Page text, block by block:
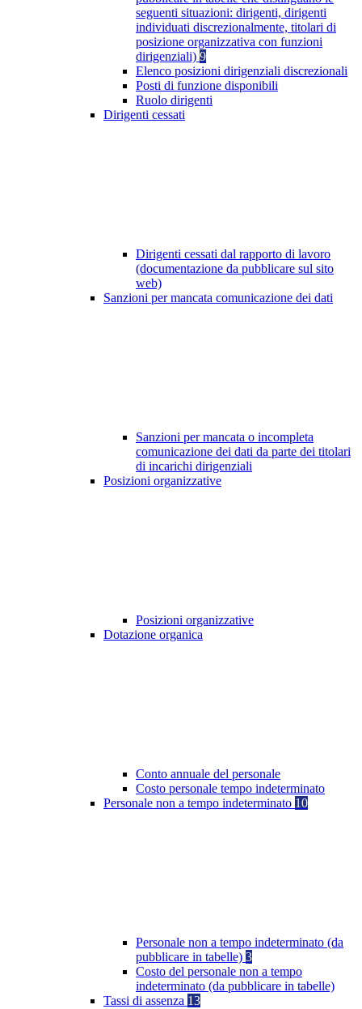
seguenti situazioni: dirigenti, dirigenti
individuati discrezionalmente, titolari di
posizione organizzativa con funzioni
dirigenziali) 9
Elenco posizioni dirigenziali discrezionali
Posti di funzione disponibili
Ruolo dirigenti
Dirigenti cessati
Dirigenti cessati dal rapporto di lavoro
(documentazione da pubblicare sul sito
web)
Sanzioni per mancata comunicazione dei dati
Sanzioni per mancata o incompleta
comunicazione dei dati da parte dei titolari
di incarichi dirigenziali
Posizioni organizzative
Posizioni organizzative
Dotazione organica
Conto annuale del personale
Costo personale tempo indeterminato
Personale non a tempo indeterminato 10
Personale non a tempo indeterminato (da
pubblicare in tabelle) 3
Costo del personale non a tempo
indeterminato (da pubblicare in tabelle)
Tassi di assenza 13